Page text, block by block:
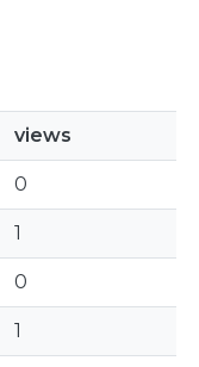
views
0
1
0
1